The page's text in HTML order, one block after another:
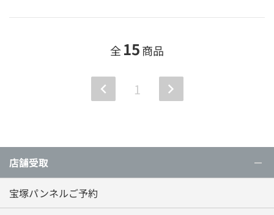
店舗受取
宝塚パンネルご予約
全15商品
1